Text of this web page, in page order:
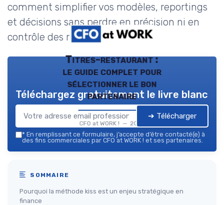
comment simplifier vos modèles, reportings
et décisions sans perdre en précision ni en
contrôle des risques.
Titres-restaurant :
le guide complet pour
sélectionner le bon
partenaire
CFO at WORK ! — 2026
Téléchargez gratuitement le livre blanc
➔ Télécharger
* En remplissant ce formulaire, j’accepte d’être contacté(e) à
des fins commerciales par CFO at WORK ! et ses partenaires.
SOMMAIRE
Pourquoi la méthode kiss est un enjeu stratégique en
finance